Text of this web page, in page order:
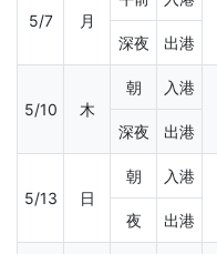
5/7 月
深夜
出港
5/10 木
朝
入港
深夜
出港
5/13 日
朝
入港
夜
出港